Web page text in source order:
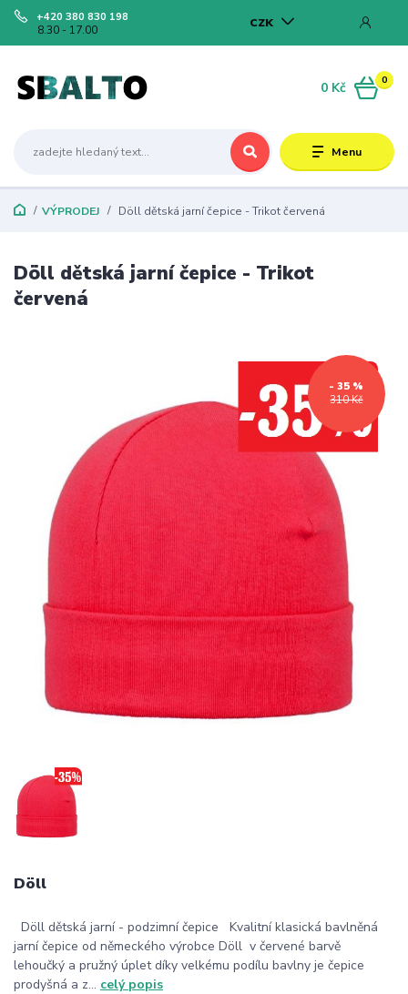
Menu
CZK
+420 380 830 198
8.30 - 17.00
0
0 Kč
VÝPRODEJ Döll dětská jarní čepice - Trikot červená
Döll dětská jarní čepice - Trikot
červená
310 Kč
- 35 %
Döll
Döll dětská jarní - podzimní čepice Kvalitní klasická bavlněná
jarní čepice od německého výrobce Döll v červené barvě
lehoučký a pružný úplet díky velkému podílu bavlny je čepice
prodyšná a z... celý popis